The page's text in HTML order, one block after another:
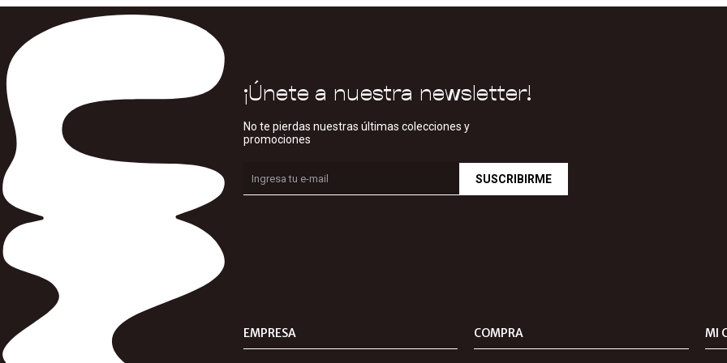
EMPRESA COMPRA MI
¡Únete a nuestra newsletter!
No te pierdas nuestras últimas colecciones y
promociones
SUSCRIBIRME